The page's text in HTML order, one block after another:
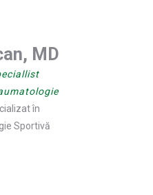
MD
în
Sportivă